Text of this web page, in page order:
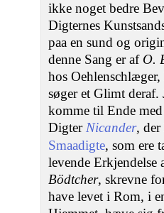
ikke noget bedre
Digternes
paa en sund og
denne Sang er af O.
hos
søger et Glimt deraf.
komme til Ende
Digter Nicander, der
Smaadigte, som ere
levende Erkjendelse
Bödtcher, skrevne
have levet i Rom, i